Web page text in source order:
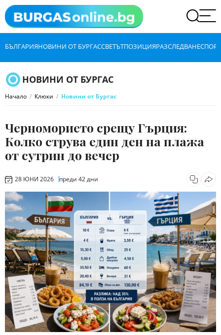
БЪЛГАРИЯНОВИНИ ОТ БУРГАССВЕТЪТПОЗИЦИЯРАЗСЛЕДВАНЕСПОРТ
НОВИНИ ОТ БУРГАС
Начало Клюки Новини от Бургас
Черноморието срещу Гърция:
Колко струва един ден на плажа
от сутрин до вечер
28 ЮНИ 2026 преди 42 дни